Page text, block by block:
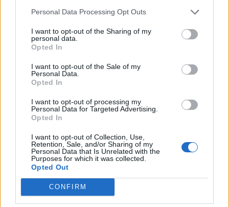
Personal Data Processing Opt Outs
I want to opt-out of the Sharing of my
personal data.
Opted In
I want to opt-out of the Sale of my
Personal Data.
Opted In
I want to opt-out of processing my
Personal Data for Targeted Advertising.
Opted In
I want to opt-out of Collection, Use,
Retention, Sale, and/or Sharing of my
Personal Data that Is Unrelated with the
Purposes for which it was collected.
Opted Out
CONFIRM
NEWSROOM/06 Αυγ 2026
ΤΕΧΝΟΛΟΓΙΑ
10 κόλπα που πρέπει να ξέρουν όσοι έχουν
Samsung Galaxy
Εάν έχετε Samsung Galaxy κινητό, ήρθε η ώρα να ανακαλύψετε